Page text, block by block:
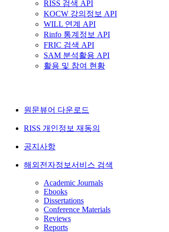
RISS 검색 API
KOCW 강의정보 API
WILL 연계 API
Rinfo 통계정보 API
FRIC 검색 API
SAM 분석활용 API
활용 및 참여 현황
원문뷰어 다운로드
RISS 개인정보 재동의
공지사항
해외전자정보서비스 검색
Academic Journals
Ebooks
Dissertations
Conference Materials
Reviews
Reports